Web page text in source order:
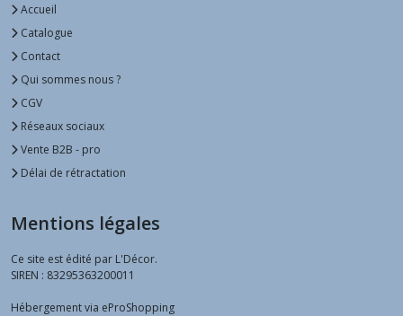
Accueil
Catalogue
Contact
Qui sommes nous ?
CGV
Réseaux sociaux
Vente B2B - pro
Délai de rétractation
Mentions légales
Ce site est édité par L'Décor.
SIREN : 83295363200011
Hébergement via eProShopping